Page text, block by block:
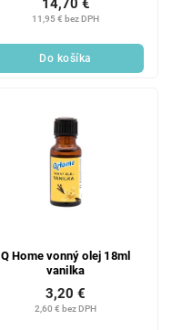
11,95 € bez DPH
14,70 €
Do košíka
Q Home vonný olej 18ml
vanilka
2,60 € bez DPH
3,20 €